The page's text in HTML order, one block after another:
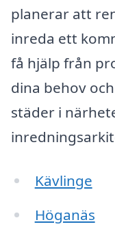
planerar att
inreda ett
få hjälp från
dina behov
städer i
Kävlinge
Höganäs